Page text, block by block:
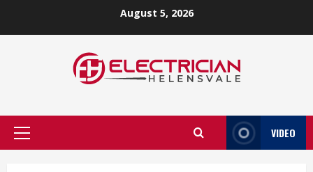
August 5, 2026
Primary
VIDEO